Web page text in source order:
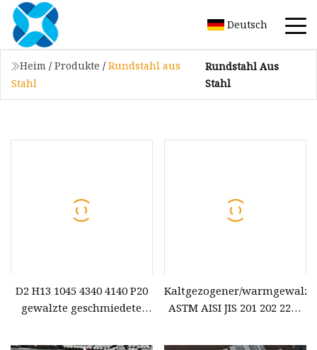
Deutsch
Heim / Produkte / Rundstahl aus
Stahl
Rundstahl Aus
Stahl
D2 H13 1045 4340 4140 P20
gewalzte geschmiedete
Kaltgezogener/
ASTM AISI JIS 201 202 2205